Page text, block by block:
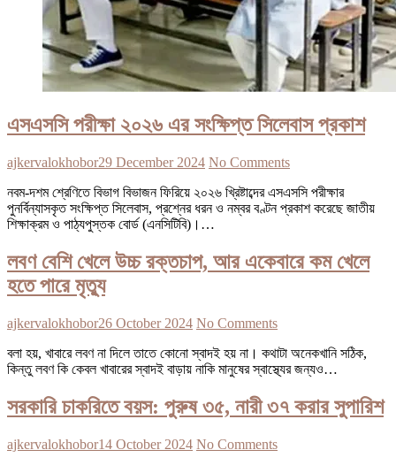
এসএসসি পরীক্ষা ২০২৬ এর সংক্ষিপ্ত সিলেবাস প্রকাশ
ajkervalokhobor29 December 2024 No Comments
নবম-দশম শ্রেণিতে বিভাগ বিভাজন ফিরিয়ে ২০২৬ খ্রিষ্টাব্দের এসএসসি পরীক্ষার
পুনর্বিন্যাসকৃত সংক্ষিপ্ত সিলেবাস, প্রশ্নের ধরন ও নম্বর বণ্টন প্রকাশ করেছে জাতীয়
শিক্ষাক্রম ও পাঠ্যপুস্তক বোর্ড (এনসিটিবি)।…
লবণ বেশি খেলে উচ্চ রক্তচাপ, আর একেবারে কম খেলে
হতে পারে মৃত্যু
ajkervalokhobor26 October 2024 No Comments
বলা হয়, খাবারে লবণ না দিলে তাতে কোনো স্বাদই হয় না। কথাটা অনেকখানি সঠিক,
কিন্তু লবণ কি কেবল খাবারের স্বাদই বাড়ায় নাকি মানুষের স্বাস্থ্যের জন্যও…
সরকারি চাকরিতে বয়স: পুরুষ ৩৫, নারী ৩৭ করার সুপারিশ
ajkervalokhobor14 October 2024 No Comments